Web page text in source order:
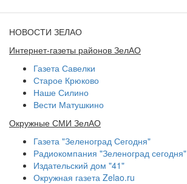
НОВОСТИ ЗЕЛАО
Интернет-газеты районов ЗелАО
Газета Савелки
Старое Крюково
Наше Силино
Вести Матушкино
Окружные СМИ ЗелАО
Газета "Зеленоград Сегодня"
Радиокомпания "Зеленоград сегодня"
Издательский дом "41"
Окружная газета Zelao.ru